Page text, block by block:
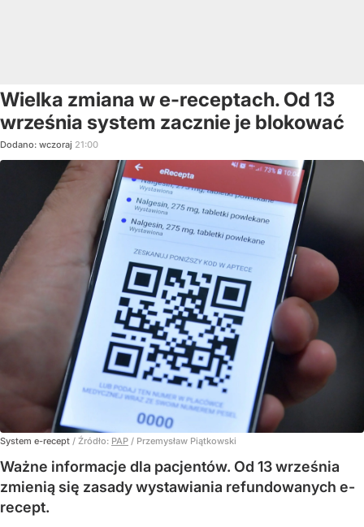
Wielka zmiana w e-receptach. Od 13
września system zacznie je blokować
Dodano: wczoraj 21:00
System e-recept / Źródło: PAP / Przemysław Piątkowski
Ważne informacje dla pacjentów. Od 13 września
zmienią się zasady wystawiania refundowanych e-
recept.